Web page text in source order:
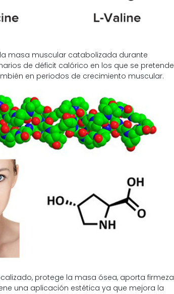
masa muscular catabolizada durante
de déficit calórico en los que se pretende
en periodos de crecimiento muscular.
protege la masa ósea, aporta firmeza
una aplicación estética ya que mejora la